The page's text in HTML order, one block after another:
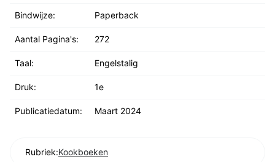
Bindwijze: Paperback
Aantal Pagina's: 272
Taal: Engelstalig
Druk: 1e
Publicatiedatum: Maart 2024
Rubriek:Kookboeken